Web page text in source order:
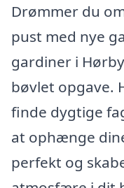
Drømmer du
pust med nye
gardiner i
bøvlet opgave.
finde dygtige
at ophænge
perfekt og